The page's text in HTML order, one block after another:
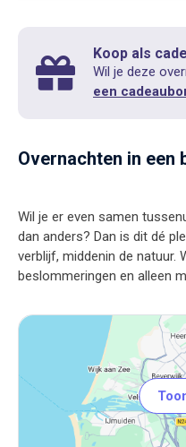
Koop als
Wil je deze
een
Overnachten in een
Wil je er even samen
dan anders? Dan is dit dé
verblijf, middenin de natuur.